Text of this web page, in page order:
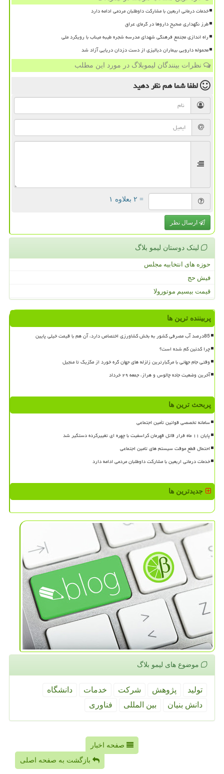
خدمات درمانی اربعین با مشارکت داوطلبان مردمی ادامه دارد
طرز نگهداری صحیح داروها در گرمای عراق
راه اندازی مجتمع فرهنگی شهدای مدرسه شجره طیبه میناب با رویکرد ملی
محموله دارویی بیماران دیالیزی از دست دزدان دریایی آزاد شد
نظرات بینندگان لیموبلاگ در مورد این مطلب
لطفا شما همنظر دهید
= ۲ بعلاوه ۱
ارسال نظر
لینک دوستان لیمو بلاگ
حوزه های انتخابیه مجلس
فیش حج
قیمت بیسیم موتورولا
پربیننده ترین ها
85درصد آب مصرفی کشور به بخش کشاورزی اختصاص دارد، آن هم با قیمت خیلی پایین
چرا کدئین کم شده است؟
وقتی جام جهانی با مرگبارترین زلزله های جهان گره خورد از مکزیک تا منجیل
آخرین وضعیت جاده چالوس و هراز، جمعه ۲۹ خرداد
پربحث ترین ها
سامانه تخصصی قوانین تأمین اجتماعی
پایان ۱۱ ماه فرار قاتل قهرمان کراسفیت با چهره ای تغییرکرده دستگیر شد
احتمال قطع موقت سیستم های تامین اجتماعی
خدمات درمانی اربعین با مشارکت داوطلبان مردمی ادامه دارد
جدیدترین ها
موضوع های لیمو بلاگ
تولید پژوهش شركت خدمات
دانشگاه
دانش بنیان
بین المللی فناوری
صفحه اخبار
بازگشت به صفحه اصلی